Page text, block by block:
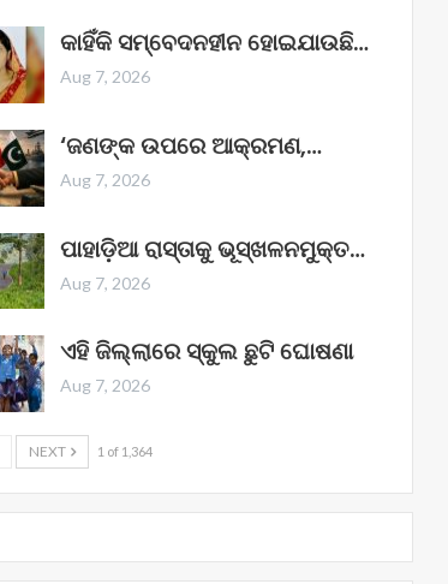
କାହିଁକି ସମ୍ବେଦନହୀନ ହୋଇଯାଉଛି…
Aug 7, 2026
‘ଜଣଙ୍କ ଉପରେ ଆକ୍ରମଣ,…
Aug 7, 2026
ପାହାଡ଼ିଆ ରାସ୍ତାକୁ ଭୂସ୍ଖଳନମୁକ୍ତ…
Aug 7, 2026
ଏହି ଜିଲ୍ଲାରେ ସ୍କୁଲ ଛୁଟି ଘୋଷଣା
Aug 7, 2026
NEXT 1 of 1,364